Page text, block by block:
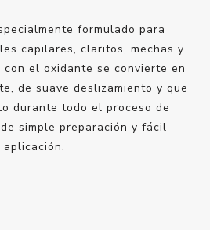
formulado para
capilares, claritos, mechas y
el oxidante se convierte en
de suave deslizamiento y que
durante todo el proceso de
simple preparación y fácil
aplicación.